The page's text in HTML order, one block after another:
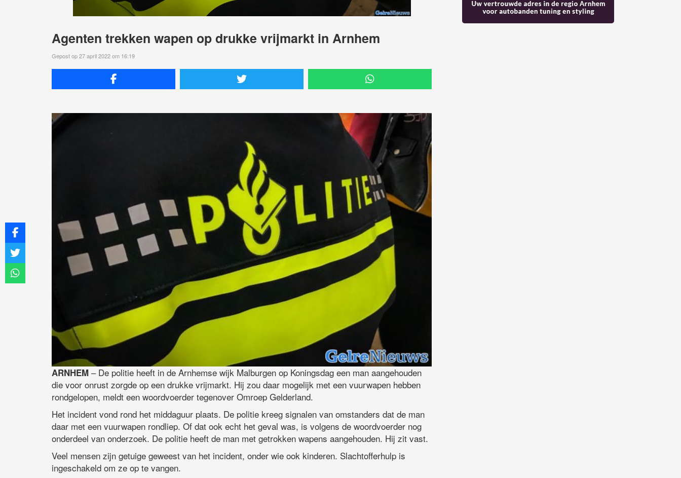
Agenten trekken wapen op drukke vrijmarkt in Arnhem
Gepost op 27 april 2022 om 16:19
ARNHEM – De politie heeft in de Arnhemse wijk Malburgen op Koningsdag een man aangehouden
die voor onrust zorgde op een drukke vrijmarkt. Hij zou daar mogelijk met een vuurwapen hebben
rondgelopen, meldt een woordvoerder tegenover Omroep Gelderland.
Het incident vond rond het middaguur plaats. De politie kreeg signalen van omstanders dat de man
daar met een vuurwapen rondliep. Of dat ook echt het geval was, is volgens de woordvoerder nog
onderdeel van onderzoek. De politie heeft de man met getrokken wapens aangehouden. Hij zit vast.
Veel mensen zijn getuige geweest van het incident, onder wie ook kinderen. Slachtofferhulp is
ingeschakeld om ze op te vangen.